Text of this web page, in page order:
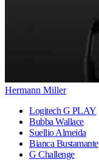
Hermann Miller
Logitech G PLAY
Bubba Wallace
Suellio Almeida
Bianca Bustamante
G Challenge